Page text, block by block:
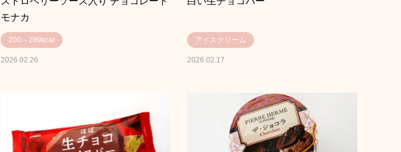
モナカ
200～299kcal
2026.02.26
アイスクリーム
2026.02.17